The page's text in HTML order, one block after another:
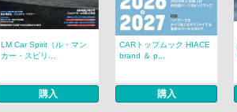
LM Car Spirit（ル・マン
カー・スピリ...
購入
CARトップムック HIACE
brand ＆ p...
購入